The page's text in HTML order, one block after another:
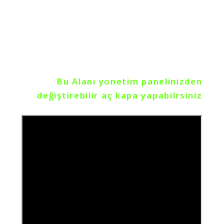
Bu Alanı yonetim panelinizden
değiştirebilir aç kapa yapabilrsiniz